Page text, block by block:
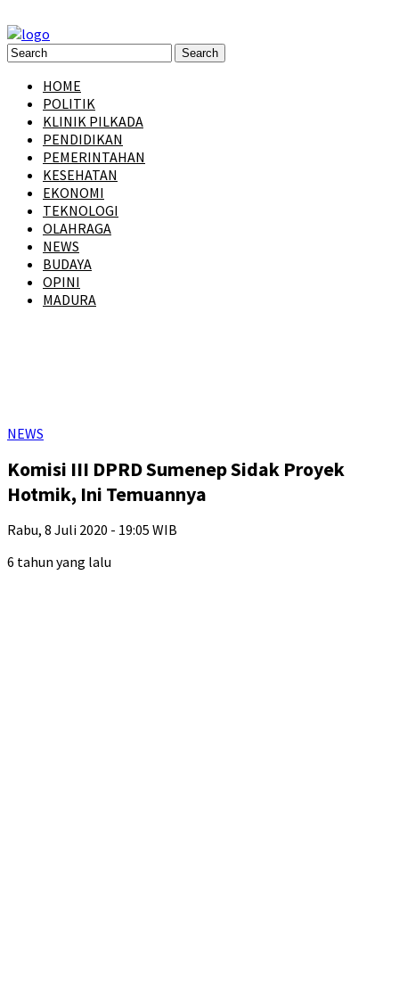
HOME
POLITIK
KLINIK PILKADA
PENDIDIKAN
PEMERINTAHAN
KESEHATAN
EKONOMI
TEKNOLOGI
OLAHRAGA
NEWS
BUDAYA
OPINI
MADURA
NEWS
Komisi III DPRD Sumenep Sidak Proyek
Hotmik, Ini Temuannya
Rabu, 8 Juli 2020 - 19:05 WIB
6 tahun yang lalu